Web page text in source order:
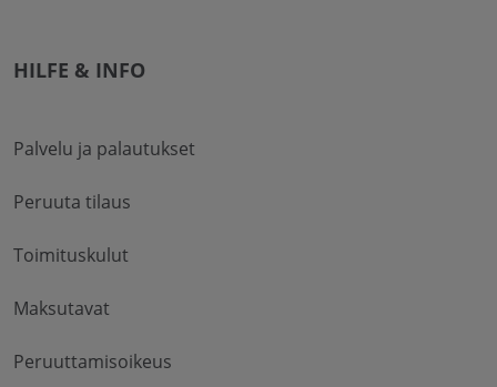
HILFE & INFO
Palvelu ja palautukset
Peruuta tilaus
Toimituskulut
Maksutavat
Peruuttamisoikeus